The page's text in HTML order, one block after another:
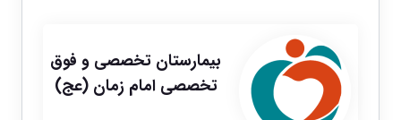
بیمارستان تخصصی و فوق
تخصصی امام زمان (عج)